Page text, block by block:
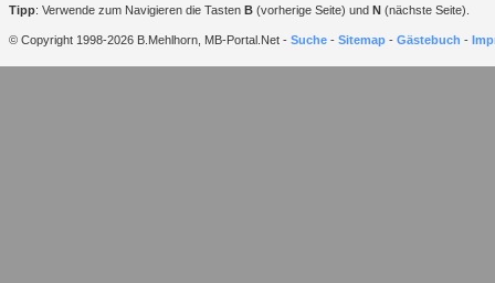
Tipp: Verwende zum Navigieren die Tasten B (vorherige Seite) und N (nächste Seite).
© Copyright 1998-2026 B.Mehlhorn, MB-Portal.Net - Suche - Sitemap - Gästebuch -